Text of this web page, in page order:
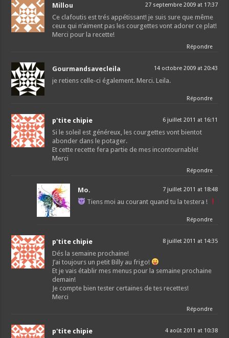
Millou 27 septembre 2009 at 17:37
Ce clafoutis est trés appétissant! je suis sure que même
ceux qui n’aiment pas les courgettes vont adorer ce plat!
Merci pour la recette!
Répondre
Gourmandsavecleila 14 octobre 2009 at 20:43
je retiens celle-ci également. Merci. Leila.
Répondre
p'tite chipie 6 juillet 2011 at 16:11
Si le soleil est généreux, les courgettes vont bientot
abonder dans le potager.
Et cette recette fera partie de mes incontournable!
Merci
Répondre
Mo. 7 juillet 2011 at 18:48
Tiens moi au courant quand tu la testera !
Répondre
p'tite chipie 8 juillet 2011 at 14:35
Dés la semaine prochaine!
J’ai toujours un petit Billy au frigo!
Et je vais établir mes menus pour la semaine prochaine
demain!
Je compte bien tester certaines de tes recettes!
Merci
Répondre
p'tite chipie 4 août 2011 at 10:38